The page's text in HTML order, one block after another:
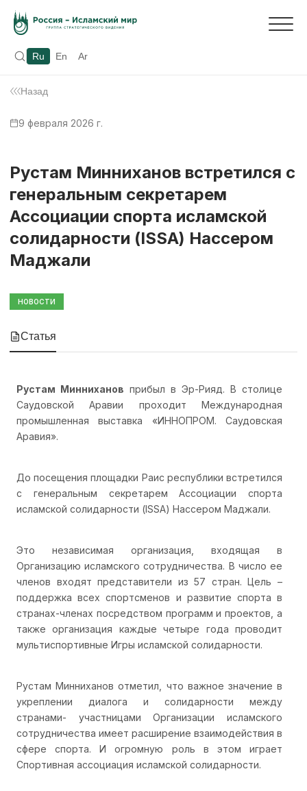
Ru En Ar
Назад
9 февраля 2026 г.
Рустам Минниханов встретился с
генеральным секретарем
Ассоциации спорта исламской
солидарности (ISSA) Нассером
Маджали
НОВОСТИ
Статья
Рустам Минниханов прибыл в Эр-Рияд. В столице
Саудовской Аравии проходит Международная
промышленная выставка «ИННОПРОМ. Саудовская
Аравия».
До посещения площадки Раис республики встретился
с генеральным секретарем Ассоциации спорта
исламской солидарности (ISSA) Нассером Маджали.
Это независимая организация, входящая в
Организацию исламского сотрудничества. В число ее
членов входят представители из 57 стран. Цель –
поддержка всех спортсменов и развитие спорта в
странах-членах посредством программ и проектов, а
также организация каждые четыре года проводит
мультиспортивные Игры исламской солидарности.
Рустам Минниханов отметил, что важное значение в
укреплении диалога и солидарности между
странами- участницами Организации исламского
сотрудничества имеет расширение взаимодействия в
сфере спорта. И огромную роль в этом играет
Спортивная ассоциация исламской солидарности.